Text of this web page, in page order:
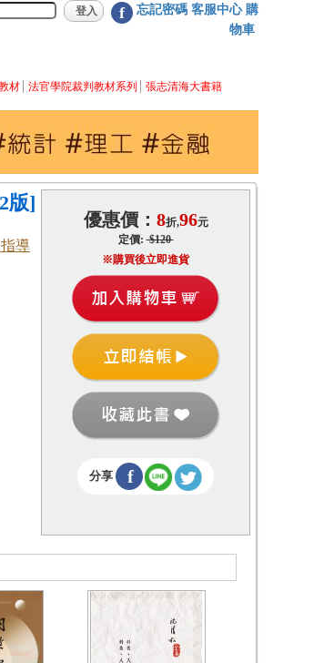
f 忘記密碼 客服中心 購
物車
材 法官學院裁判教材系列 張志清海大書籍
版]
導
優惠價： 8折,96元
定價:$120
※購買後立即進貨
分享 f